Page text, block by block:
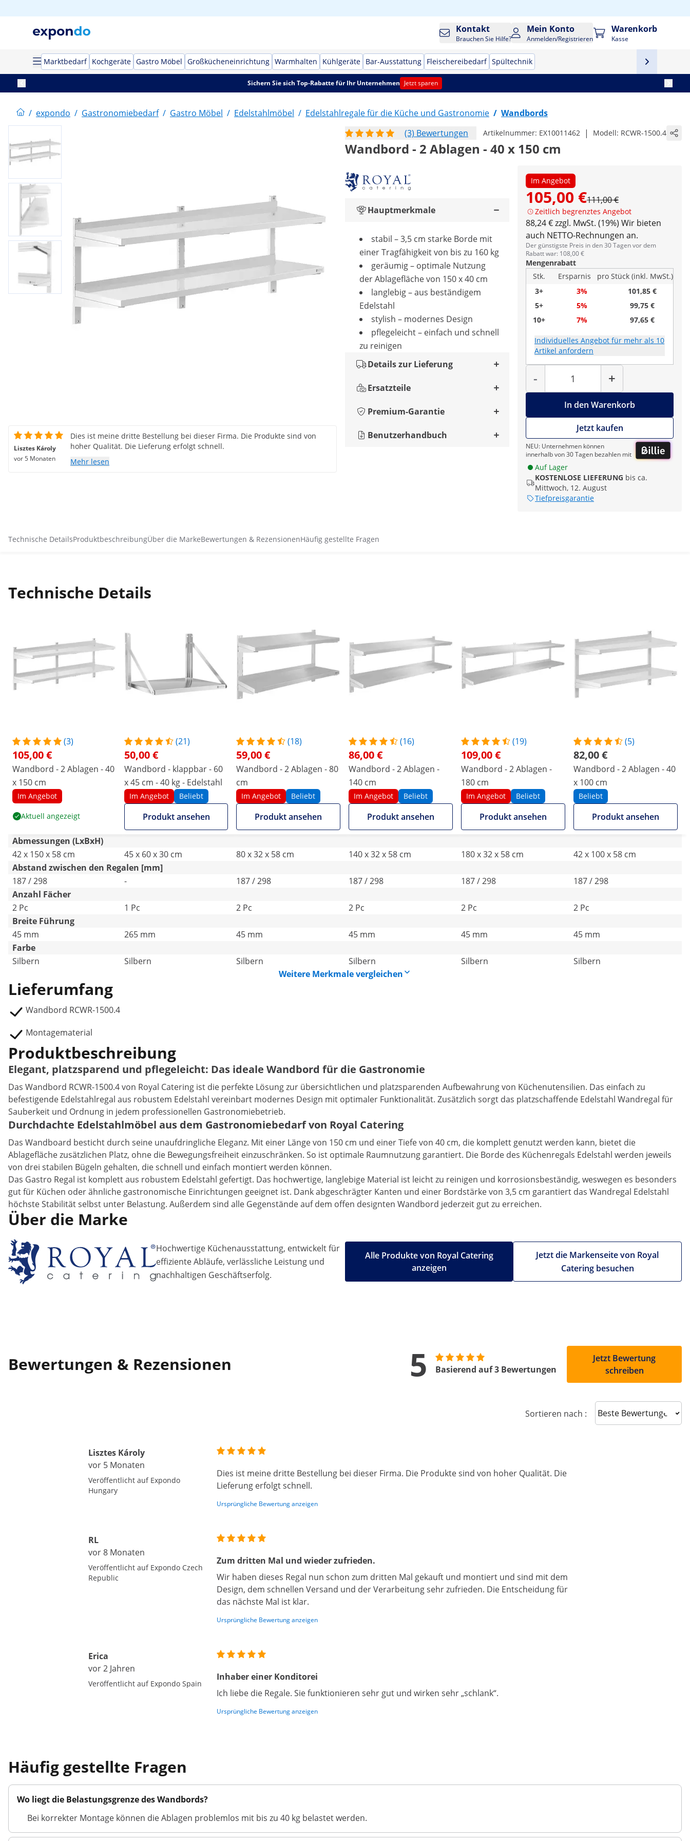
Kontakt
Brauchen Sie Hilfe?
Mein Konto
Anmelden/Registrieren
Warenkorb
Kasse
Marktbedarf Kochgeräte Gastro Möbel Großkücheneinrichtung Warmhalten Kühlgeräte Bar-Ausstattung Fleischereibedarf Spültechnik
Sichern Sie sich Top-Rabatte für Ihr Unternehmen Jetzt sparen
/ expondo / Gastronomiebedarf / Gastro Möbel / Edelstahlmöbel / Edelstahlregale für die Küche und Gastronomie / Wandbords
(3) Bewertungen
Artikelnummer: EX10011462 | Modell: RCWR-1500.4
Wandbord - 2 Ablagen - 40 x 150 cm
Im Angebot
105,00 €111,00 €
Zeitlich begrenztes Angebot
88,24 € zzgl. MwSt. (19%) Wir bieten
auch NETTO-Rechnungen an.
Der günstigste Preis in den 30 Tagen vor dem
Rabatt war: 108,00 €
Mengenrabatt
Stk.
Ersparnis
pro Stück (inkl. MwSt.)
3+
3%
101,85 €
5+
5%
99,75 €
10+
7% 97,65 €
Individuelles Angebot für mehr als 10
Artikel anfordern
-
Menge
+
In den Warenkorb
Jetzt kaufen
NEU: Unternehmen können
innerhalb von 30 Tagen bezahlen mit
Auf Lager
KOSTENLOSE LIEFERUNG bis ca.
Mittwoch, 12. August
Tiefpreisgarantie
Hauptmerkmale
stabil – 3,5 cm starke Borde mit
einer Tragfähigkeit von bis zu 160 kg
geräumig – optimale Nutzung
der Ablagefläche von 150 x 40 cm
langlebig – aus beständigem
Edelstahl
stylish – modernes Design
pflegeleicht – einfach und schnell
zu reinigen
Details zur Lieferung
Ersatzteile
Premium-Garantie
Benutzerhandbuch
Lisztes Károly
vor 5 Monaten
Dies ist meine dritte Bestellung bei dieser Firma. Die Produkte sind von
hoher Qualität. Die Lieferung erfolgt schnell.
Mehr lesen
Technische DetailsProduktbeschreibungÜber die MarkeBewertungen & RezensionenHäufig gestellte Fragen
Technische Details
(3)
105,00 €
Wandbord - 2 Ablagen - 40
x 150 cm
Im Angebot
Aktuell angezeigt
(21)
50,00 €
Wandbord - klappbar - 60
x 45 cm - 40 kg - Edelstahl
Im Angebot Beliebt
Produkt ansehen
(18)
59,00 €
Wandbord - 2 Ablagen - 80
cm
Im Angebot Beliebt
Produkt ansehen
(16)
86,00 €
Wandbord - 2 Ablagen -
140 cm
Im Angebot Beliebt
Produkt ansehen
(19)
109,00 €
Wandbord - 2 Ablagen -
180 cm
Im Angebot Beliebt
Produkt ansehen
(5)
82,00 €
Wandbord - 2 Ablagen - 40
x 100 cm
Beliebt
Produkt ansehen
Abmessungen (LxBxH)
42 x 150 x 58 cm
45 x 60 x 30 cm 80 x 32 x 58 cm 140 x 32 x 58 cm 180 x 32 x 58 cm
42 x 100 x 58 cm
Abstand zwischen den Regalen [mm]
187 / 298
- 187 / 298 187 / 298 187 / 298
187 / 298
Anzahl Fächer
2 Pc
1 Pc 2 Pc 2 Pc 2 Pc
2 Pc
Breite Führung
45 mm
265 mm 45 mm 45 mm 45 mm
45 mm
Farbe
Silbern
Silbern Silbern Silbern Silbern
Silbern
Weitere Merkmale vergleichen
Lieferumfang
Wandbord RCWR-1500.4
Montagematerial
Produktbeschreibung
Elegant, platzsparend und pflegeleicht: Das ideale Wandbord für die Gastronomie
Das Wandbord RCWR-1500.4 von Royal Catering ist die perfekte Lösung zur übersichtlichen und platzsparenden Aufbewahrung von Küchenutensilien. Das einfach zu
befestigende Edelstahlregal aus robustem Edelstahl vereinbart modernes Design mit optimaler Funktionalität. Zusätzlich sorgt das platzschaffende Edelstahl Wandregal für
Sauberkeit und Ordnung in jedem professionellen Gastronomiebetrieb.
Durchdachte Edelstahlmöbel aus dem Gastronomiebedarf von Royal Catering
Das Wandboard besticht durch seine unaufdringliche Eleganz. Mit einer Länge von 150 cm und einer Tiefe von 40 cm, die komplett genutzt werden kann, bietet die
Ablagefläche zusätzlichen Platz, ohne die Bewegungsfreiheit einzuschränken. So ist optimale Raumnutzung garantiert. Die Borde des Küchenregals Edelstahl werden jeweils
von drei stabilen Bügeln gehalten, die schnell und einfach montiert werden können.
Das Gastro Regal ist komplett aus robustem Edelstahl gefertigt. Das hochwertige, langlebige Material ist leicht zu reinigen und korrosionsbeständig, weswegen es besonders
gut für Küchen oder ähnliche gastronomische Einrichtungen geeignet ist. Dank abgeschrägter Kanten und einer Bordstärke von 3,5 cm garantiert das Wandregal Edelstahl
höchste Stabilität selbst unter Belastung. Außerdem sind alle Gegenstände auf dem offen designten Wandbord jederzeit gut zu erreichen.
Über die Marke
Hochwertige Küchenausstattung, entwickelt für
effiziente Abläufe, verlässliche Leistung und
nachhaltigen Geschäftserfolg.
Jetzt die Markenseite von Royal
Catering besuchen
Alle Produkte von Royal Catering
anzeigen
Bewertungen & Rezensionen 5 Basierend auf 3 Bewertungen
Jetzt Bewertung
schreiben
Sortieren nach : Sort reviews
Lisztes Károly
vor 5 Monaten
Veröffentlicht auf Expondo
Hungary
Dies ist meine dritte Bestellung bei dieser Firma. Die Produkte sind von hoher Qualität. Die
Lieferung erfolgt schnell.
Ursprüngliche Bewertung anzeigen
RL
vor 8 Monaten
Veröffentlicht auf Expondo Czech
Republic
Zum dritten Mal und wieder zufrieden.
Wir haben dieses Regal nun schon zum dritten Mal gekauft und montiert und sind mit dem
Design, dem schnellen Versand und der Verarbeitung sehr zufrieden. Die Entscheidung für
das nächste Mal ist klar.
Ursprüngliche Bewertung anzeigen
Erica
vor 2 Jahren
Veröffentlicht auf Expondo Spain
Inhaber einer Konditorei
Ich liebe die Regale. Sie funktionieren sehr gut und wirken sehr „schlank“.
Ursprüngliche Bewertung anzeigen
Häufig gestellte Fragen
Wo liegt die Belastungsgrenze des Wandbords?
Bei korrekter Montage können die Ablagen problemlos mit bis zu 40 kg belastet werden.